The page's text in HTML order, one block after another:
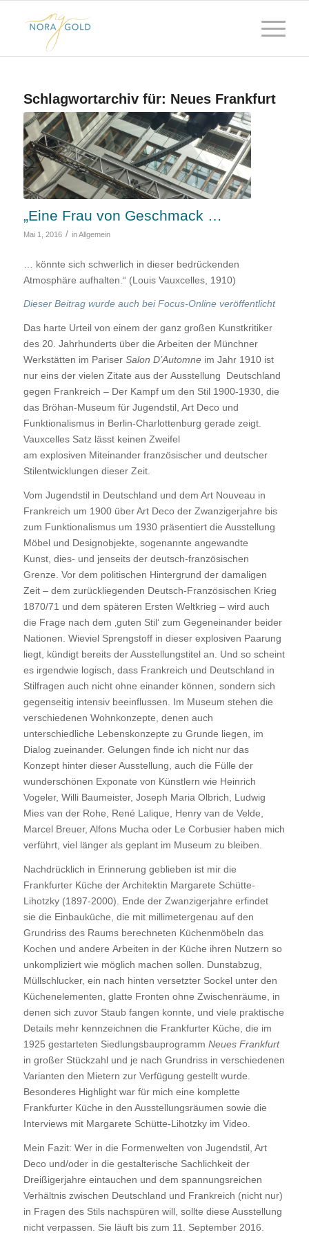
Schlagwortarchiv für: Neues Frankfurt
„Eine Frau von Geschmack …
Mai 1, 2016 / inAllgemein
… könnte sich schwerlich in dieser bedrückenden
Atmosphäre aufhalten.“ (Louis Vauxcelles, 1910)
Dieser Beitrag wurde auch bei Focus-Online veröffentlicht
Das harte Urteil von einem der ganz großen Kunstkritiker
des 20. Jahrhunderts über die Arbeiten der Münchner
Werkstätten im Pariser Salon D’Automneim Jahr 1910 ist
nur eins der vielen Zitate aus der Ausstellung Deutschland
gegen Frankreich – Der Kampf um den Stil 1900-1930, die
das Bröhan-Museum für Jugendstil, Art Deco und
Funktionalismus in Berlin-Charlottenburg gerade zeigt.
Vauxcelles Satz lässt keinen Zweifel
am explosiven Miteinander französischer und deutscher
Stilentwicklungen dieser Zeit.
Vom Jugendstil in Deutschland und dem Art Nouveau in
Frankreich um 1900 über Art Deco der Zwanzigerjahre bis
zum Funktionalismus um 1930 präsentiert die Ausstellung
Möbel und Designobjekte, sogenannte angewandte
Kunst, dies- und jenseits der deutsch-französischen
Grenze. Vor dem politischen Hintergrund der damaligen
Zeit – dem zurückliegenden Deutsch-Französischen Krieg
1870/71 und dem späteren Ersten Weltkrieg – wird auch
die Frage nach dem ‚guten Stil‘ zum Gegeneinander beider
Nationen. Wieviel Sprengstoff in dieser explosiven Paarung
liegt, kündigt bereits der Ausstellungstitel an. Und so scheint
es irgendwie logisch, dass Frankreich und Deutschland in
Stilfragen auch nicht ohne einander können, sondern sich
gegenseitig intensiv beeinflussen. Im Museum stehen die
verschiedenen Wohnkonzepte, denen auch
unterschiedliche Lebenskonzepte zu Grunde liegen, im
Dialog zueinander. Gelungen finde ich nicht nur das
Konzept hinter dieser Ausstellung, auch die Fülle der
wunderschönen Exponate von Künstlern wie Heinrich
Vogeler, Willi Baumeister, Joseph Maria Olbrich, Ludwig
Mies van der Rohe, René Lalique, Henry van de Velde,
Marcel Breuer, Alfons Mucha oder Le Corbusier haben mich
verführt, viel länger als geplant im Museum zu bleiben.
Nachdrücklich in Erinnerung geblieben ist mir die
Frankfurter Küche der Architektin Margarete Schütte-
Lihotzky (1897-2000). Ende der Zwanzigerjahre erfindet
sie die Einbauküche, die mit millimetergenau auf den
Grundriss des Raums berechneten Küchenmöbeln das
Kochen und andere Arbeiten in der Küche ihren Nutzern so
unkompliziert wie möglich machen sollen. Dunstabzug,
Müllschlucker, ein nach hinten versetzter Sockel unter den
Küchenelementen, glatte Fronten ohne Zwischenräume, in
denen sich zuvor Staub fangen konnte, und viele praktische
Details mehr kennzeichnen die Frankfurter Küche, die im
1925 gestarteten Siedlungsbauprogramm Neues Frankfurt
in großer Stückzahl und je nach Grundriss in verschiedenen
Varianten den Mietern zur Verfügung gestellt wurde.
Besonderes Highlight war für mich eine komplette
Frankfurter Küche in den Ausstellungsräumen sowie die
Interviews mit Margarete Schütte-Lihotzky im Video.
Mein Fazit: Wer in die Formenwelten von Jugendstil, Art
Deco und/oder in die gestalterische Sachlichkeit der
Dreißigerjahre eintauchen und dem spannungsreichen
Verhältnis zwischen Deutschland und Frankreich (nicht nur)
in Fragen des Stils nachspüren will, sollte diese Ausstellung
nicht verpassen. Sie läuft bis zum 11. September 2016.